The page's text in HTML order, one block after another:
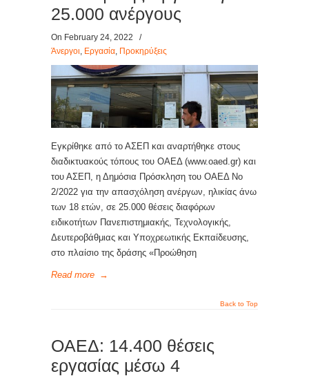
25.000 ανέργους
On February 24, 2022
/
Άνεργοι, Εργασία, Προκηρύξεις
Εγκρίθηκε από το ΑΣΕΠ και αναρτήθηκε στους
διαδικτυακούς τόπους του ΟΑΕΔ (www.oaed.gr) και
του ΑΣΕΠ, η Δημόσια Πρόσκληση του ΟΑΕΔ Νο
2/2022 για την απασχόληση ανέργων, ηλικίας άνω
των 18 ετών, σε 25.000 θέσεις διαφόρων
ειδικοτήτων Πανεπιστημιακής, Τεχνολογικής,
Δευτεροβάθμιας και Υποχρεωτικής Εκπαίδευσης,
στο πλαίσιο της δράσης «Προώθηση
Read more →
Back to Top
ΟΑΕΔ: 14.400 θέσεις
εργασίας μέσω 4